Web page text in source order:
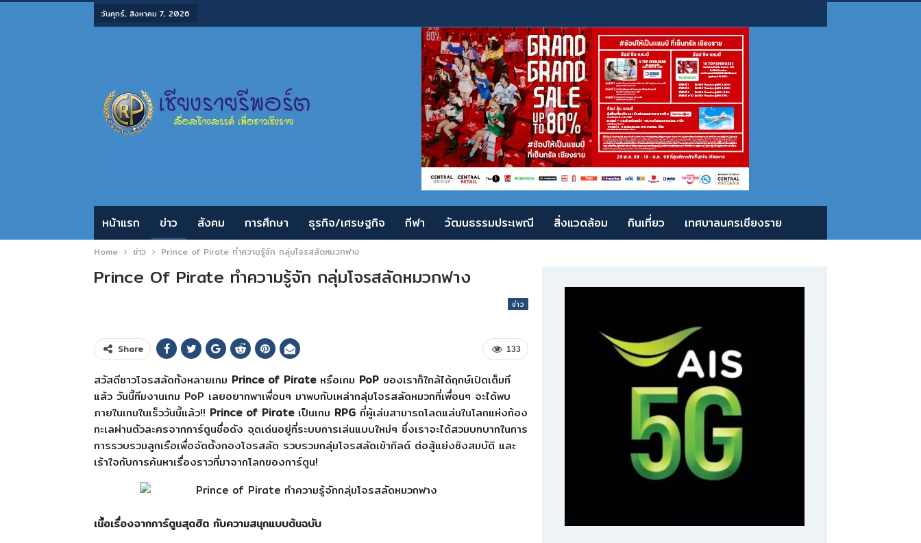
วันศุกร์, สิงหาคม 7, 2026
หน้าแรก ข่าว สังคม การศึกษา ธุรกิจ/เศรษฐกิจ กีฬา วัฒนธรรมประเพณี สิ่งแวดล้อม กินเที่ยว เทศบาลนครเชียงราย
Home ข่าว Prince of Pirate ทำความรู้จัก กลุ่มโจรสลัดหมวกฟาง
Prince Of Pirate ทำความรู้จัก กลุ่มโจรสลัดหมวกฟาง
ข่าว
133
Share
สวัสดีชาวโจรสลัดทั้งหลายเกม Prince of Pirateหรือเกม PoP ของเราก็ใกล้ได้ฤกษ์เปิดเต็มที
แล้ว วันนี้ทีมงานเกม PoP เลยอยากพาเพื่อนๆ มาพบกับเหล่ากลุ่มโจรสลัดหมวกที่เพื่อนๆ จะได้พบ
ภายในเกมในเร็ววันนี้แล้ว!! Prince of Pirateเป็นเกม RPG ที่ผู้เล่นสามารถโลดแล่นในโลกแห่งท้อง
ทะเลผ่านตัวละครจากการ์ตูนชื่อดัง จุดเด่นอยู่ที่ระบบการเล่นแบบใหม่ๆ ซึ่งเราจะได้สวมบทบาทในการ
การรวบรวมลูกเรือเพื่อจัดตั้งกองโจรสลัด รวบรวมกลุ่มโจรสลัดเข้ากิลด์ ต่อสู้แย่งชิงสมบัติ และ
เร้าใจกับการค้นหาเรื่องราวที่มาจากโลกของการ์ตูน!
เนื้อเรื่องจากการ์ตูนสุดฮิต กับความสนุกแบบต้นฉบับ